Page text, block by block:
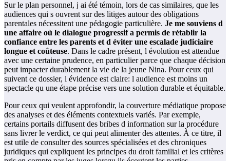
Sur le plan personnel, j ai été témoin, lors de cas similaires, que les
audiences qui s ouvrent sur des litiges autour des obligations
parentales nécessitent une pédagogie particulière. Je me souviens d
une affaire où le dialogue progressif a permis de rétablir la
confiance entre les parents et d éviter une escalade judiciaire
longue et coûteuse. Dans le cadre présent, l évolution est attendue
avec une certaine prudence, en particulier parce que chaque décision
peut impacter durablement la vie de la jeune Nina. Pour ceux qui
suivent ce dossier, l évidence est claire: l audience est moins un
spectacle qu une étape précise vers une solution durable et équitable.
Pour ceux qui veulent approfondir, la couverture médiatique propose
des analyses et des éléments contextuels variés. Par exemple,
certains portails diffusent des bribes d information sur la procédure
sans livrer le verdict, ce qui peut alimenter des attentes. À ce titre, il
est utile de consulter des sources spécialisées et des chroniques
juridiques qui expliquent les principes du droit familial et les critères